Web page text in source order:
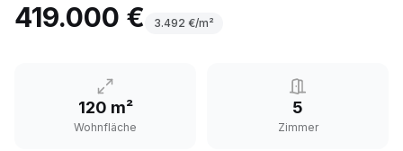
419.000 € 3.492 €/m²
120 m²
Wohnfläche
5
Zimmer